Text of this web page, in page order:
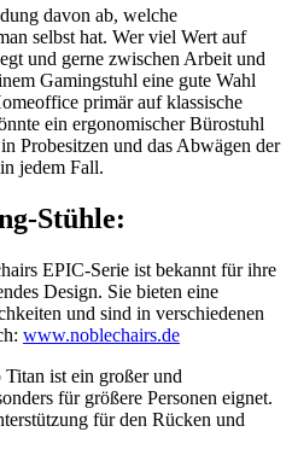
davon ab, welche
selbst hat. Wer viel Wert auf
und gerne zwischen Arbeit und
Gamingstuhl eine gute Wahl
primär auf klassische
ein ergonomischer Bürostuhl
Probesitzen und das Abwägen der
jedem Fall.
Stühle:
EPIC-Serie ist bekannt für ihre
Design. Sie bieten eine
und sind in verschiedenen
www.noblechairs.de
Titan ist ein großer und
für größere Personen eignet.
für den Rücken und